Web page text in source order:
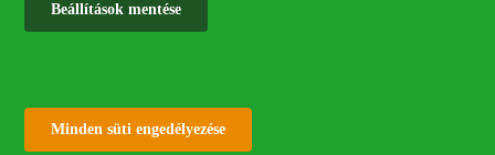
Beállítások mentése
Minden süti engedélyezése